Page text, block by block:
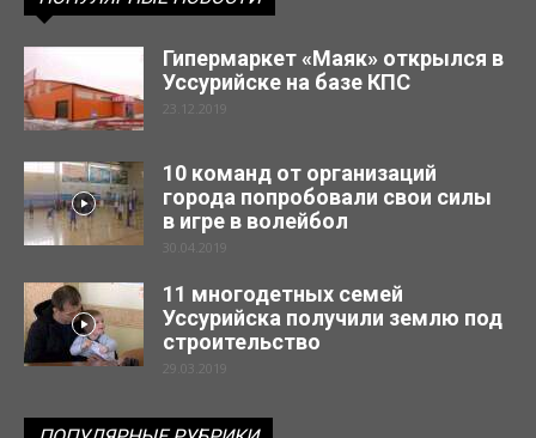
Гипермаркет «Маяк» открылся в
Уссурийске на базе КПС
23.12.2019
10 команд от организаций
города попробовали свои силы
в игре в волейбол
30.04.2019
11 многодетных семей
Уссурийска получили землю под
строительство
29.03.2019